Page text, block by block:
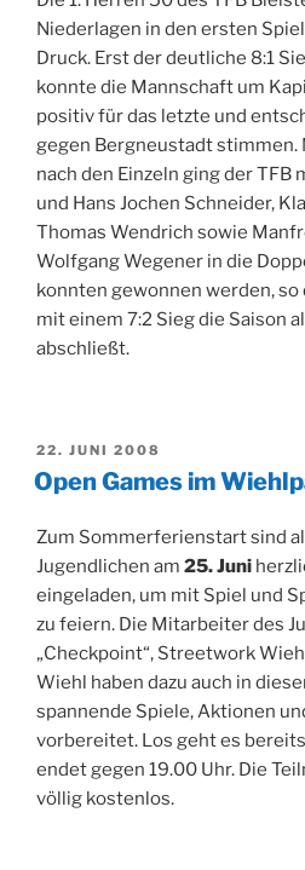
Niederlagen in den ersten
Druck. Erst der deutliche 8:1
konnte die Mannschaft um
positiv für das letzte und
gegen Bergneustadt stimmen.
nach den Einzeln ging der TFB
und Hans Jochen Schneider,
Thomas Wendrich sowie
Wolfgang Wegener in die
konnten gewonnen werden,
mit einem 7:2 Sieg die Saison
abschließt.
VERÖFFENTLICHT
AM
22. JUNI 2008
Open Games im
Zum Sommerferienstart sind
Jugendlichen am 25. Juni
eingeladen, um mit Spiel und
zu feiern. Die Mitarbeiter des
„Checkpoint“, Streetwork
Wiehl haben dazu auch in
spannende Spiele, Aktionen
vorbereitet. Los geht es
endet gegen 19.00 Uhr. Die
völlig kostenlos.